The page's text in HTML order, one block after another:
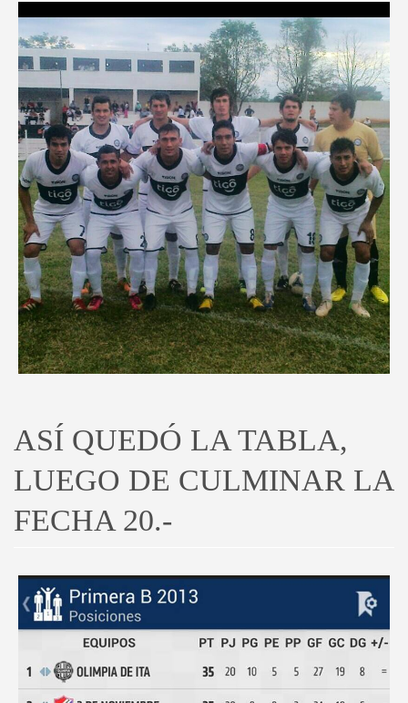
ASÍ QUEDÓ LA TABLA,
LUEGO DE CULMINAR LA
FECHA 20.-